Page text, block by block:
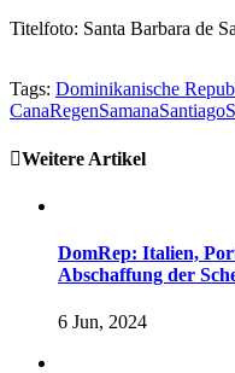
Titelfoto: Santa Barbara de
Tags: Dominikanische
CanaRegenSamanaSantiago
Weitere Artikel
DomRep: Italien,
Abschaffung der
6 Jun, 2024